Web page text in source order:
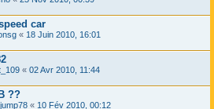
car
« 18 Juin 2010, 16:01
« 02 Avr 2010, 11:44
??
« 10 Fév 2010, 00:12